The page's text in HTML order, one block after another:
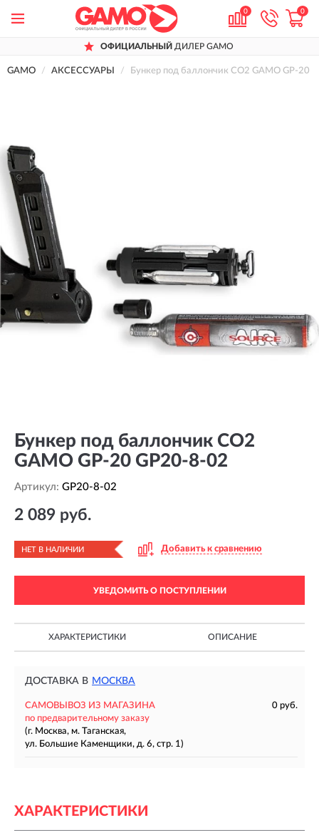
0 0
ОФИЦИАЛЬНЫЙ ДИЛЕР GAMO
GAMO АКСЕССУАРЫ Бункер под баллончик СО2 GAMO GP-20
Бункер под баллончик СО2
GAMO GP-20 GP20-8-02
Артикул: GP20-8-02
2 089 руб.
НЕТ В НАЛИЧИИ Добавить к сравнению
УВЕДОМИТЬ О ПОСТУПЛЕНИИ
ХАРАКТЕРИСТИКИ ОПИСАНИЕ
ДОСТАВКА В МОСКВА
САМОВЫВОЗ ИЗ МАГАЗИНА
0 руб.
по предварительному заказу
(г. Москва, м. Таганская,
ул. Большие Каменщики, д. 6, стр. 1)
ХАРАКТЕРИСТИКИ